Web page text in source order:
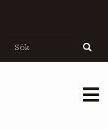
Sök Sök